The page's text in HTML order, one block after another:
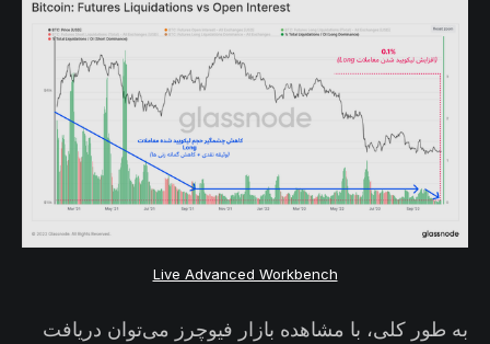
Live Advanced Workbench
به طور کلی، با مشاهده بازار فیوچرز می‌توان دریافت